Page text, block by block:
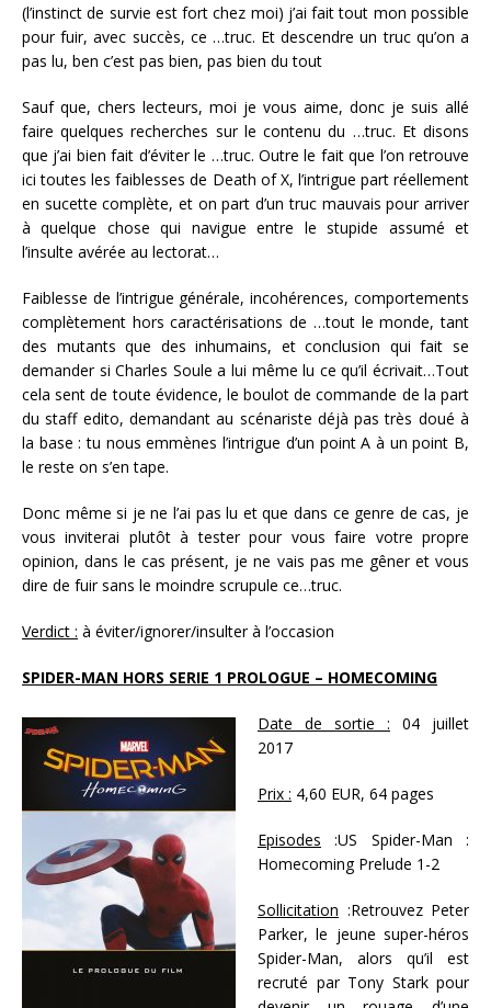
(l’instinct de survie est fort chez moi) j’ai fait tout mon possible
pour fuir, avec succès, ce …truc. Et descendre un truc qu’on a
pas lu, ben c’est pas bien, pas bien du tout
Sauf que, chers lecteurs, moi je vous aime, donc je suis allé
faire quelques recherches sur le contenu du …truc. Et disons
que j’ai bien fait d’éviter le …truc. Outre le fait que l’on retrouve
ici toutes les faiblesses de Death of X, l’intrigue part réellement
en sucette complète, et on part d’un truc mauvais pour arriver
à quelque chose qui navigue entre le stupide assumé et
l’insulte avérée au lectorat…
Faiblesse de l’intrigue générale, incohérences, comportements
complètement hors caractérisations de …tout le monde, tant
des mutants que des inhumains, et conclusion qui fait se
demander si Charles Soule a lui même lu ce qu’il écrivait…Tout
cela sent de toute évidence, le boulot de commande de la part
du staff edito, demandant au scénariste déjà pas très doué à
la base : tu nous emmènes l’intrigue d’un point A à un point B,
le reste on s’en tape.
Donc même si je ne l’ai pas lu et que dans ce genre de cas, je
vous inviterai plutôt à tester pour vous faire votre propre
opinion, dans le cas présent, je ne vais pas me gêner et vous
dire de fuir sans le moindre scrupule ce…truc.
Verdict : à éviter/ignorer/insulter à l’occasion
SPIDER-MAN HORS SERIE 1 PROLOGUE – HOMECOMING
Date de sortie : 04 juillet
2017
Prix : 4,60 EUR, 64 pages
Episodes :US Spider-Man :
Homecoming Prelude 1-2
Sollicitation :Retrouvez Peter
Parker, le jeune super-héros
Spider-Man, alors qu’il est
recruté par Tony Stark pour